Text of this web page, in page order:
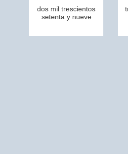
dos mil trescientos
setenta y nueve